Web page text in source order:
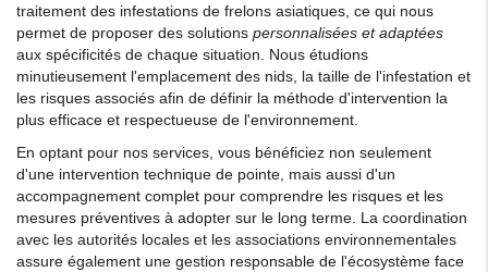
traitement des infestations de frelons asiatiques, ce qui nous
permet de proposer des solutions personnalisées et adaptées
aux spécificités de chaque situation. Nous étudions
minutieusement l'emplacement des nids, la taille de l'infestation et
les risques associés afin de définir la méthode d'intervention la
plus efficace et respectueuse de l'environnement.
En optant pour nos services, vous bénéficiez non seulement
d'une intervention technique de pointe, mais aussi d'un
accompagnement complet pour comprendre les risques et les
mesures préventives à adopter sur le long terme. La coordination
avec les autorités locales et les associations environnementales
assure également une gestion responsable de l'écosystème face